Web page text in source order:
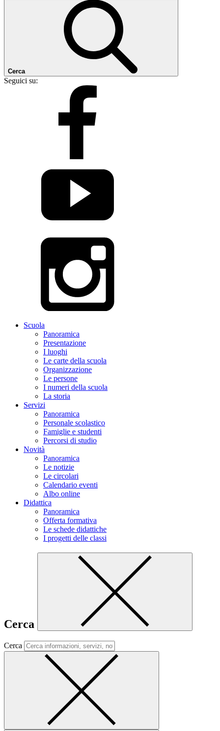
Cerca
Seguici su:
Scuola
Panoramica
Presentazione
I luoghi
Le carte della scuola
Organizzazione
Le persone
I numeri della scuola
La storia
Servizi
Panoramica
Personale scolastico
Famiglie e studenti
Percorsi di studio
Novità
Panoramica
Le notizie
Le circolari
Calendario eventi
Albo online
Didattica
Panoramica
Offerta formativa
Le schede didattiche
I progetti delle classi
Cerca
Cerca